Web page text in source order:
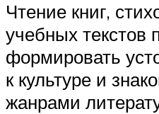
Чтение книг,
учебных текстов
формировать
к культуре и
жанрами